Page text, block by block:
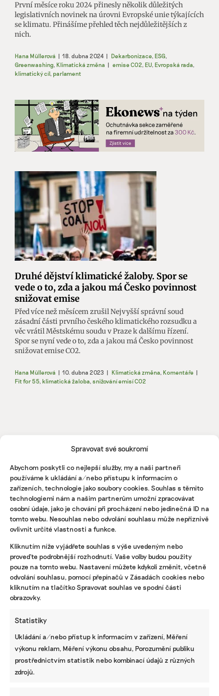
Spravovat své soukromí
Abychom poskytli co nejlepší služby, my a naši partneři
používáme k ukládání a/nebo přístupu k informacím o
zařízeních, technologie jako soubory cookies. Souhlas s těmito
technologiemi nám a našim partnerům umožní zpracovávat
osobní údaje, jako je chování při procházení nebo jedinečná ID na
tomto webu. Nesouhlas nebo odvolání souhlasu může nepříznivě
ovlivnit určité vlastnosti a funkce.
Kliknutím níže vyjádřete souhlas s výše uvedeným nebo
proveďte podrobnější rozhodnutí. Vaše volby budou použity
pouze na tomto webu. Nastavení můžete kdykoli změnit, včetně
odvolání souhlasu, pomocí přepínačů v Zásadách cookies nebo
kliknutím na tlačítko Spravovat souhlas ve spodní části
obrazovky.
Statistiky
Ukládání a/nebo přístup k informacím v zařízení, Měření
výkonu reklam, Měření výkonu obsahu, Porozumění publiku
prostřednictvím statistik nebo kombinací údajů z různých
zdrojů.
První měsíce roku 2024 přinesly několik důležitých
legislativních novinek na úrovni Evropské unie týkajících
se klimatu. Přinášíme přehled těch nejdůležitějších z
nich.
Hana Müllerová | 18. dubna 2024 | Dekarbonizace, ESG,
Greenwashing, Klimatická změna | emise CO2, EU, Evropská rada,
klimatický cíl, parlament
Druhé dějství klimatické žaloby. Spor se
vede o to, zda a jakou má Česko povinnost
snižovat emise
Před více než měsícem zrušil Nejvyšší správní soud
zásadní části prvního českého klimatického rozsudku a
věc vrátil Městskému soudu v Praze k dalšímu řízení.
Spor se nyní vede o to, zda a jakou má Česko povinnost
snižovat emise CO2.
Hana Müllerová | 10. dubna 2023 | Klimatická změna, Komentáře |
Fit for 55, klimatická žaloba, snižování emisí CO2
NEJNOVĚJŠÍ PODCAST
Martin Abel
Přihlásit odběr
NEJZAJÍMAVĚJŠÍ